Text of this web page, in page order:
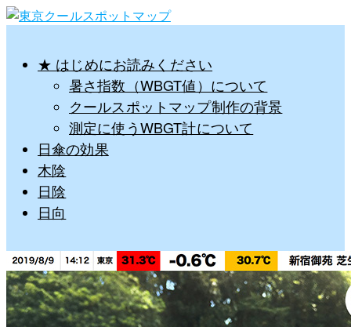
★ はじめにお読みください
暑さ指数（WBGT値）について
クールスポットマップ制作の背景
測定に使うWBGT計について
日傘の効果
木陰
日陰
日向